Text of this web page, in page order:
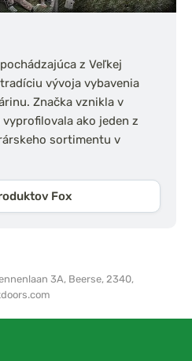
z Veľkej
vývoja vybavenia
Značka vznikla v
ako jeden z
sortimentu v
Fox
3A, Beerse, 2340,